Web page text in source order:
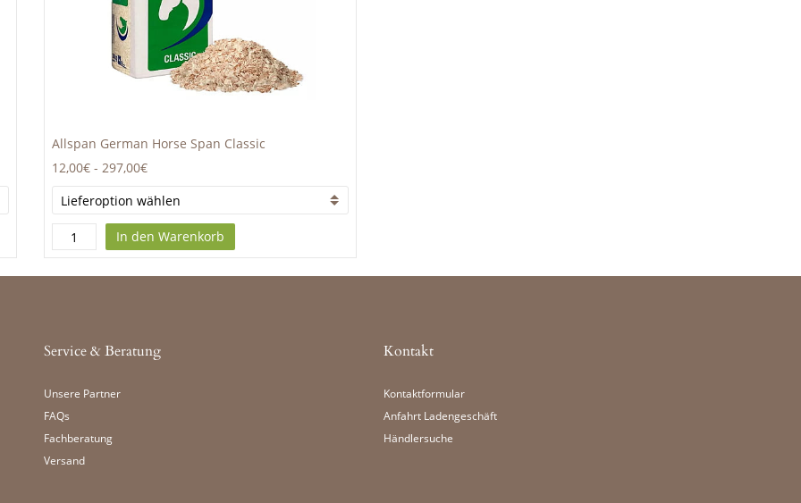
Allspan German Horse Span Classic
12,00€ - 297,00€
In den Warenkorb
Service & Beratung
Unsere Partner
FAQs
Fachberatung
Versand
Kontakt
Kontaktformular
Anfahrt Ladengeschäft
Händlersuche